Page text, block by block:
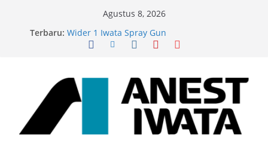
Agustus 8, 2026
Terbaru:
Iwata W 71 New Model ….Last generation…
Wider 1 Iwata Spray Gun
Anest Iwata W71 C Original